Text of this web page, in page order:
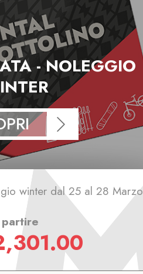
- NOLEGGIO
winter dal 25 al 28 Marzo